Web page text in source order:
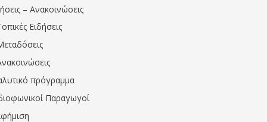
– Ανακοινώσεις
Ειδήσεις
πρόγραμμα
Παραγωγοί